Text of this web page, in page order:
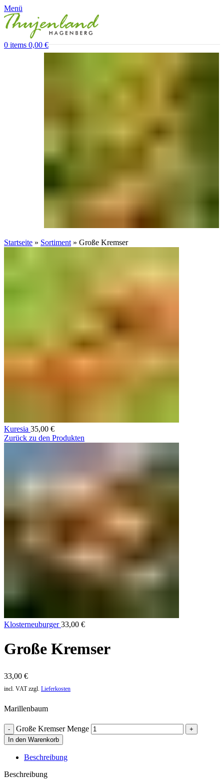
Menü
0items 0,00€
Startseite » Sortiment » Große Kremser
Kuresia 35,00 €
Zurück zu den Produkten
Klosterneuburger33,00 €
Große Kremser
33,00 €
incl. VAT zzgl. Lieferkosten
Marillenbaum
Große Kremser Menge
In den Warenkorb
Beschreibung
Beschreibung